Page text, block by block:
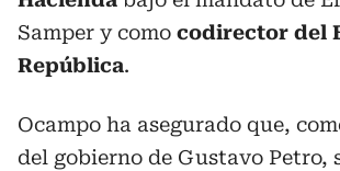
Samper y como codirector del
República.
Ocampo ha asegurado que,
del gobierno de Gustavo Petro,